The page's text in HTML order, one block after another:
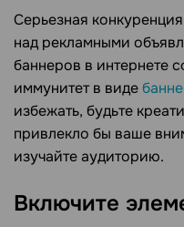
Серьезная
над рекламными
баннеров в интернете
иммунитет в виде
избежать, будьте
привлекло бы ваше
изучайте аудиторию.
Включите